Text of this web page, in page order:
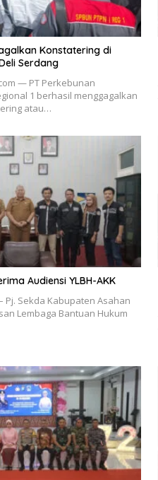
Konstatering di
Serdang
— PT Perkebunan
1 berhasil menggagalkan
atau…
Audiensi YLBH-AKK
Pj. Sekda Kabupaten Asahan
Lembaga Bantuan Hukum